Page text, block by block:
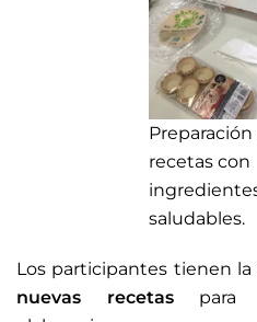
Preparación
recetas con
saludables.
Los participantes tienen
nuevas recetas